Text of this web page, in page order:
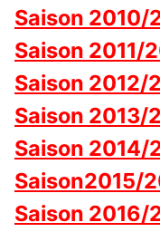
Saison 2010/
Saison 2011/
Saison 2012/
Saison 2013/
Saison 2014/
Saison2015/
Saison 2016/